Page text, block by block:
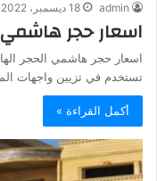
admin 18 ديسمبر، 2022
اسعار حجر هاشمي |
اسعار حجر هاشمي الحجر
تستخدم في تزيين واجهات
أكمل القراءة »